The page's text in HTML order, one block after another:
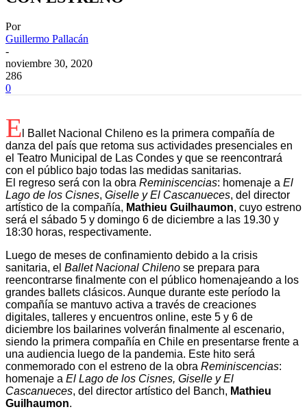
Por
Guillermo Pallacán
-
noviembre 30, 2020
286
0
E l Ballet Nacional Chileno es la primera compañía de
danza del país que retoma sus actividades presenciales en
el Teatro Municipal de Las Condes y que se reencontrará
con el público bajo todas las medidas sanitarias.
El regreso será con la obra Reminiscencias: homenaje a El
Lago de los Cisnes, Giselle y El Cascanueces, del director
artístico de la compañía, Mathieu Guilhaumon, cuyo estreno
será el sábado 5 y domingo 6 de diciembre a las 19.30 y
18:30 horas, respectivamente.
Luego de meses de confinamiento debido a la crisis
sanitaria, el Ballet Nacional Chileno se prepara para
reencontrarse finalmente con el público homenajeando a los
grandes ballets clásicos. Aunque durante este período la
compañía se mantuvo activa a través de creaciones
digitales, talleres y encuentros online, este 5 y 6 de
diciembre los bailarines volverán finalmente al escenario,
siendo la primera compañía en Chile en presentarse frente a
una audiencia luego de la pandemia. Este hito será
conmemorado con el estreno de la obra Reminiscencias:
homenaje a El Lago de los Cisnes, Giselle y El
Cascanueces, del director artístico del Banch, Mathieu
Guilhaumon.